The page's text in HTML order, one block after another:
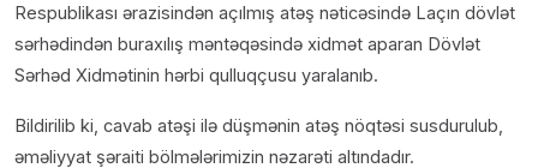
Respublikası ərazisindən açılmış atəş nəticəsində Laçın dövlət
sərhədindən buraxılış məntəqəsində xidmət aparan Dövlət
Sərhəd Xidmətinin hərbi qulluqçusu yaralanıb.
Bildirilib ki, cavab atəşi ilə düşmənin atəş nöqtəsi susdurulub,
əməliyyat şəraiti bölmələrimizin nəzarəti altındadır.